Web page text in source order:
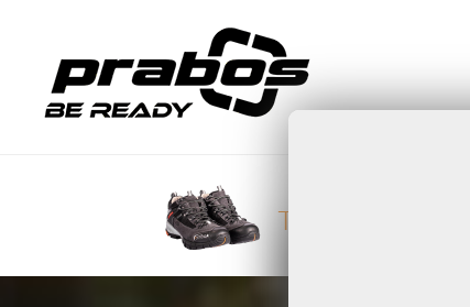
Trekové polobotky